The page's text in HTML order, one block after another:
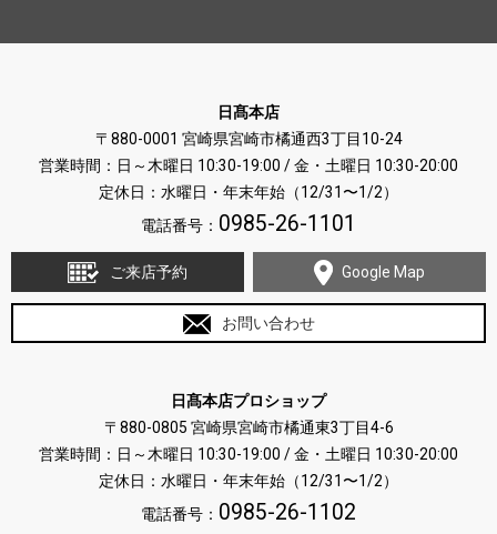
日髙本店
〒880-0001 宮崎県宮崎市橘通西3丁目10-24
営業時間：日～木曜日 10:30-19:00 / 金・土曜日 10:30-20:00
定休日：水曜日・年末年始（12/31〜1/2）
電話番号： 0985-26-1101
ご来店予約 Google Map
お問い合わせ
日髙本店プロショップ
〒880-0805 宮崎県宮崎市橘通東3丁目4-6
営業時間：日～木曜日 10:30-19:00 / 金・土曜日 10:30-20:00
定休日：水曜日・年末年始（12/31〜1/2）
電話番号： 0985-26-1102